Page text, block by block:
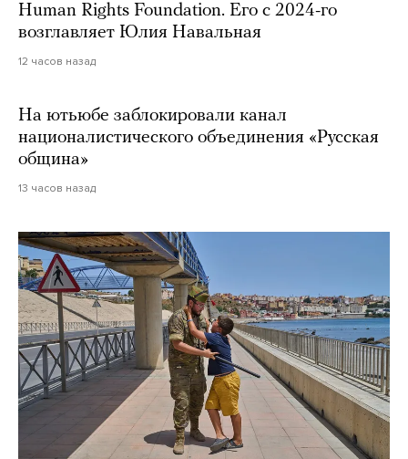
Human Rights Foundation. Его с 2024-го
возглавляет Юлия Навальная
12 часов назад
На ютьюбе заблокировали канал
националистического объединения «Русская
община»
13 часов назад